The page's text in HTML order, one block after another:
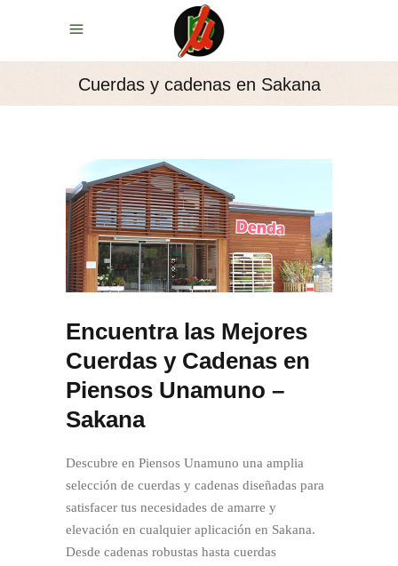
Cuerdas y cadenas en Sakana
Encuentra las Mejores
Cuerdas y Cadenas en
Piensos Unamuno –
Sakana
Descubre en Piensos Unamuno una amplia
selección de cuerdas y cadenas diseñadas para
satisfacer tus necesidades de amarre y
elevación en cualquier aplicación en Sakana.
Desde cadenas robustas hasta cuerdas